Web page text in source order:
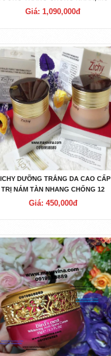
NÁM
Giá: 1,090,000đ
DƯỠNG TRẮNG DA CAO CẤP
TRỊ NÁM TÀN NHANG CHỐNG 12
DẤU
Giá: 450,000đ